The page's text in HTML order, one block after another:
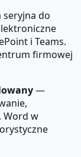
do
i Teams.
firmowej
—
Word w